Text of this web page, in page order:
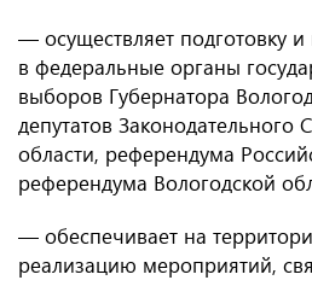
— осуществляет подготовку
в федеральные органы
выборов Губернатора
депутатов Законодательного
области, референдума
референдума Вологодской
— обеспечивает на
реализацию мероприятий,